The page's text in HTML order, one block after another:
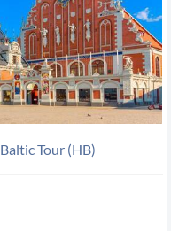
Baltic Tour (HB)